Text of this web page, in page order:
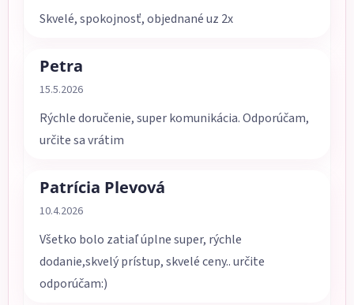
Skvelé, spokojnosť, objednané uz 2x
Petra
Hodnotenie obchodu je 5 z 5 hviezdičiek.
15.5.2026
Rýchle doručenie, super komunikácia. Odporúčam,
určite sa vrátim
Patrícia Plevová
Hodnotenie obchodu je 5 z 5 hviezdičiek.
10.4.2026
Všetko bolo zatiaľ úplne super, rýchle
dodanie,skvelý prístup, skvelé ceny.. určite
odporúčam:)